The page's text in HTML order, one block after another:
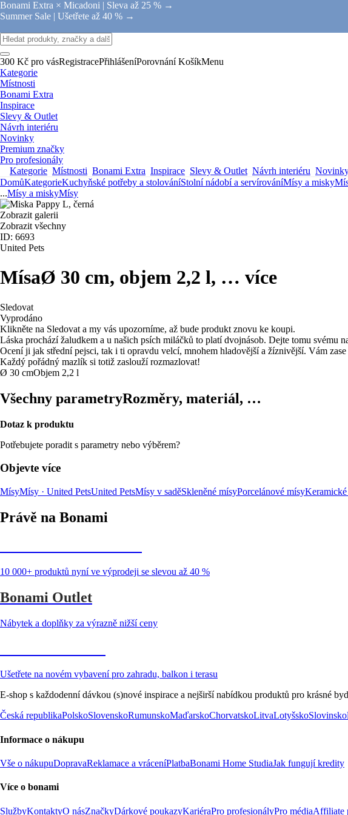
Bonami Extra × Micadoni | Sleva až 25 % →
Summer Sale | Ušetřete až 40 % →
300 Kč pro vásRegistracePřihlášeníPorovnání KošíkMenu
Kategorie
Místnosti
Bonami Extra
Inspirace
Slevy & Outlet
Návrh interiéru
Novinky
Premium značky
Pro profesionály
Kategorie Místnosti Bonami Extra Inspirace Slevy & Outlet Návrh interiéru
DomůKategorieKuchyňské potřeby a stolováníStolní nádobí a servírováníMísy a misky
...Mísy a miskyMísy
Zobrazit galerii
Zobrazit všechny
ID: 6693
United Pets
MísaØ 30 cm, objem 2,2 l, … více
Sledovat
Vyprodáno
Klikněte na Sledovat a my vás upozorníme, až bude produkt znovu ke koupi.
Láska prochází žaludkem a u našich psích miláčků to platí dvojnásob. Dejte tomu svému
Ocení ji jak střední pejsci, tak i ti opravdu velcí, mnohem hladovější a žíznivější. Vám
Každý pořádný mazlík si totiž zaslouží rozmazlovat!
Ø 30 cmObjem 2,2 l
Všechny parametryRozměry, materiál, …
Dotaz k produktu
Potřebujete poradit s parametry nebo výběrem?
Objevte více
MísyMísy · United PetsUnited PetsMísy v saděSkleněné mísyPorcelánové mísy
Právě na Bonami
10 000+ produktů nyní ve výprodeji se slevou až 40 %
Bonami Outlet
Nábytek a doplňky za výrazně nižší ceny
Ušetřete na novém vybavení pro zahradu, balkon i terasu
E-shop s každodenní dávkou (s)nové inspirace a nejširší nabídkou produktů pro krásné
Česká republikaPolskoSlovenskoRumunskoMaďarskoChorvatskoLitvaLotyšskoSlovinsko
Informace o nákupu
Vše o nákupuDopravaReklamace a vráceníPlatbaBonami Home StudiaJak fungují kredity
Více o bonami
SlužbyKontaktyO násZnačkyDárkové poukazyKariéraPro profesionályPro médiaAffiliate